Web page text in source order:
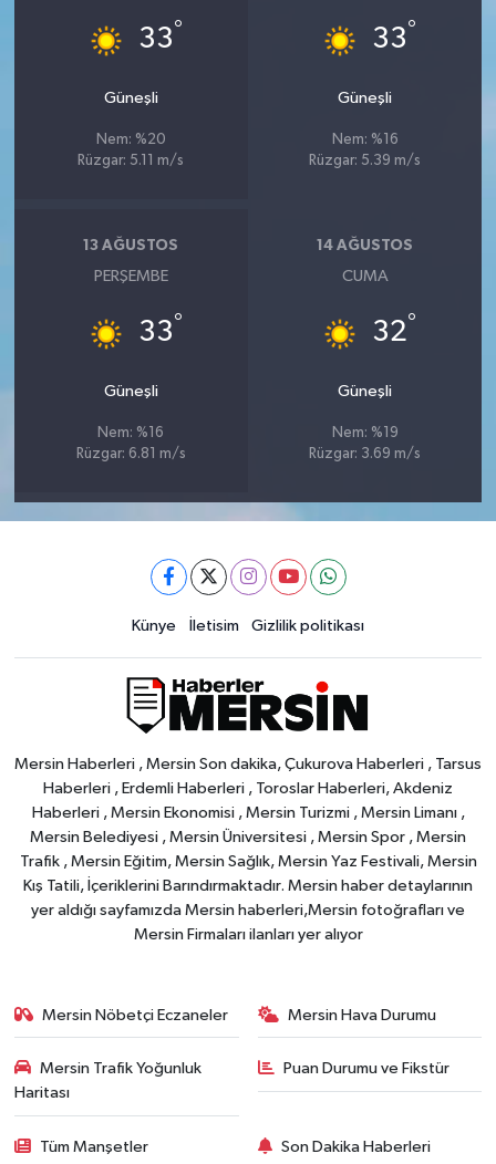
33°
Güneşli
Nem: %20
Rüzgar: 5.11 m/s
33°
Güneşli
Nem: %16
Rüzgar: 5.39 m/s
13 AĞUSTOS
PERŞEMBE
33°
Güneşli
Nem: %16
Rüzgar: 6.81 m/s
14 AĞUSTOS
CUMA
32°
Güneşli
Nem: %19
Rüzgar: 3.69 m/s
Künye İletisim Gizlilik politikası
Mersin Haberleri , Mersin Son dakika, Çukurova Haberleri , Tarsus
Haberleri , Erdemli Haberleri , Toroslar Haberleri, Akdeniz
Haberleri , Mersin Ekonomisi , Mersin Turizmi , Mersin Limanı ,
Mersin Belediyesi , Mersin Üniversitesi , Mersin Spor , Mersin
Trafik , Mersin Eğitim, Mersin Sağlık, Mersin Yaz Festivali, Mersin
Kış Tatili, İçeriklerini Barındırmaktadır. Mersin haber detaylarının
yer aldığı sayfamızda Mersin haberleri,Mersin fotoğrafları ve
Mersin Firmaları ilanları yer alıyor
Mersin Nöbetçi Eczaneler Mersin Hava Durumu
Mersin Trafik Yoğunluk
Haritası
Puan Durumu ve Fikstür
Tüm Manşetler Son Dakika Haberleri